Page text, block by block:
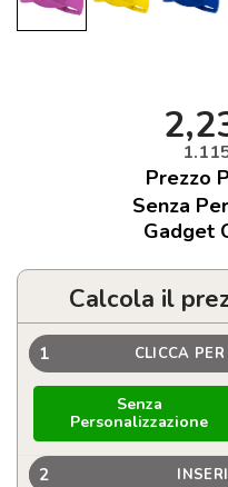
Prezzo
Senza
Gadget
Calcola il
1 CLICCA
Senza
Personalizzazione
2